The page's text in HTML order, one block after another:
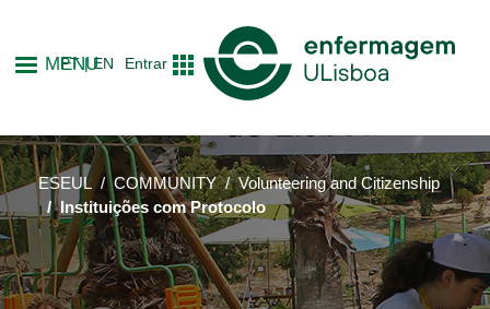
to
main
content
MENU
PT EN Entrar
ESEUL COMMUNITY
Volunteering and Citizenship
Instituições com Protocolo